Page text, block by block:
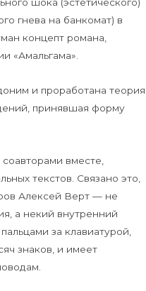
шока (эстетического)
гнева на банкомат) в
концепт романа,
«Амальгама».
и проработана теория
принявшая форму
вместе,
текстов. Связано это,
Алексей Верт — не
а некий внутренний
за клавиатурой,
знаков, и имеет